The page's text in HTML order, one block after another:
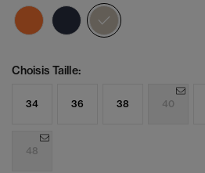
Choisis Taille:
34 36 38 40
48